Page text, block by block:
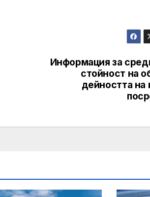
Информация за
стойност на
дейността на